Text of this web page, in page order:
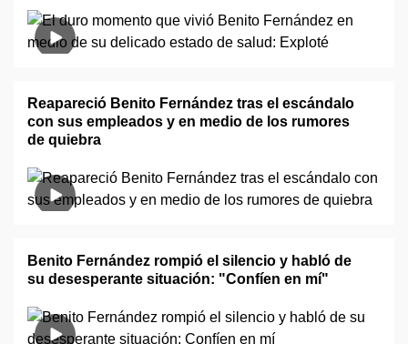
Reapareció Benito Fernández tras el escándalo
con sus empleados y en medio de los rumores
de quiebra
Benito Fernández rompió el silencio y habló de
su desesperante situación: "Confíen en mí"